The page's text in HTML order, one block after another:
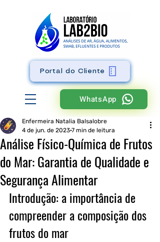
WhatsApp
Portal do Cliente
Análise Físico-Química de Frutos
do Mar: Garantia de Qualidade e
Segurança Alimentar
Enfermeira Natalia Balsalobre
4 de jun. de 2023 7 min de leitura
Introdução: a importância de
compreender a composição dos
frutos do mar